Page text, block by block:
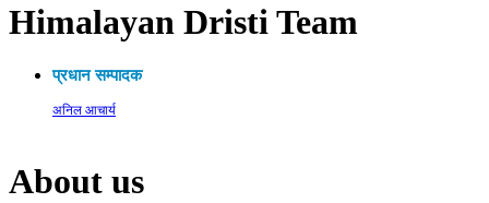
Himalayan Dristi Team
प्रधान सम्पादक
अनिल आचार्य
About us